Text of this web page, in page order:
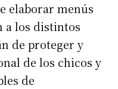
elaborar menús
a los distintos
de proteger y
de los chicos y
de